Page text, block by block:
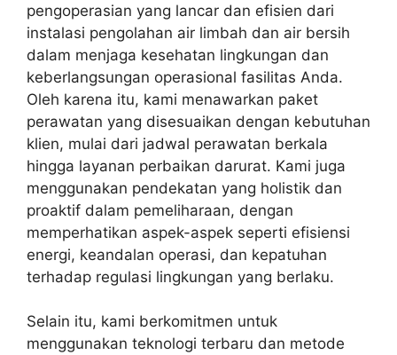
pengoperasian yang lancar dan efisien dari
instalasi pengolahan air limbah dan air bersih
dalam menjaga kesehatan lingkungan dan
keberlangsungan operasional fasilitas Anda.
Oleh karena itu, kami menawarkan paket
perawatan yang disesuaikan dengan kebutuhan
klien, mulai dari jadwal perawatan berkala
hingga layanan perbaikan darurat. Kami juga
menggunakan pendekatan yang holistik dan
proaktif dalam pemeliharaan, dengan
memperhatikan aspek-aspek seperti efisiensi
energi, keandalan operasi, dan kepatuhan
terhadap regulasi lingkungan yang berlaku.
Selain itu, kami berkomitmen untuk
menggunakan teknologi terbaru dan metode